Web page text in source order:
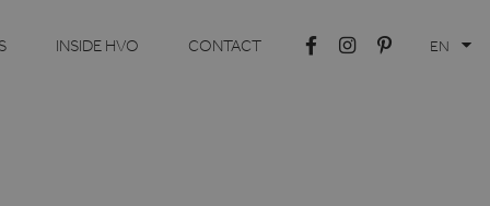
INSIDE HVO CONTACT EN